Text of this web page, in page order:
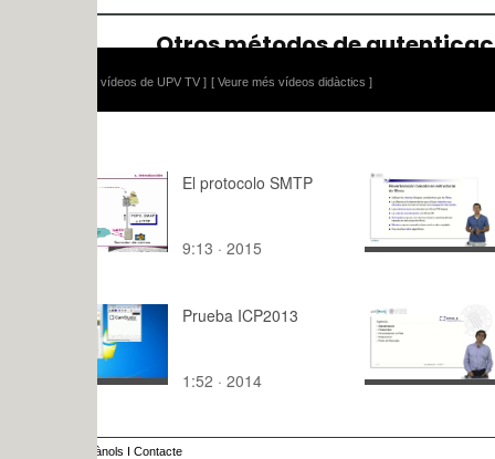
vídeos de UPV TV ] [ Veure més vídeos didàctics ]
El protocolo SMTP
9:13 · 2015
en
filtros.
15:30 ·
Prueba ICP2013
1:52 · 2014
Productos
14:26 ·